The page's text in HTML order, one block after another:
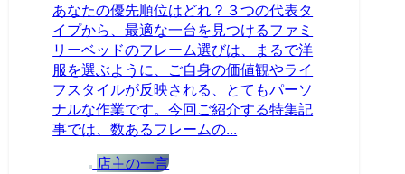
あなたの優先順位はどれ？３つの代表タ
イプから、最適な一台を見つけるファミ
リーベッドのフレーム選びは、まるで洋
服を選ぶように、ご自身の価値観やライ
フスタイルが反映される、とてもパーソ
ナルな作業です。今回ご紹介する特集記
事では、数あるフレームの...
店主の一言